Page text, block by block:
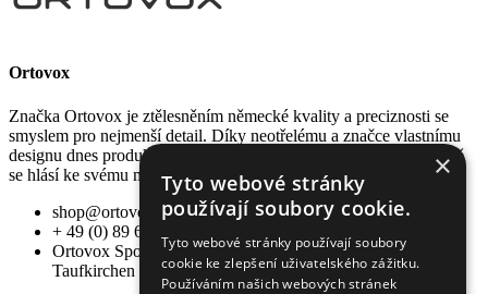
Ortovox
Značka Ortovox je ztělesněním německé kvality a preciznosti se
smyslem pro nejmenší detail. Díky neotřelému a značce vlastnímu
designu dnes produkty značky Ortovox nejdou přehlédnout a hrdě
se hlásí ke svému místu mezi outdoorovou elitou.
shop@ortovox.com
+ 49 (0) 89 666 74 - 0
Ortovox Sportartikel GmbH, Rotwandweg 5, 82024
Taufkirchen
×
Tyto webové stránky
používají soubory cookie.
Tyto webové stránky používají soubory
cookie ke zlepšení uživatelského zážitku.
Používáním našich webových stránek